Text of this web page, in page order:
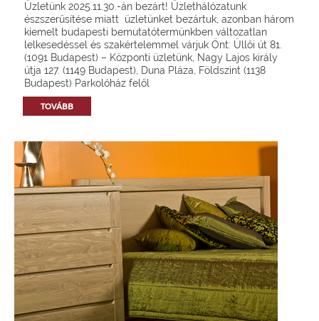
Üzletünk 2025.11.30.-án bezárt! Üzlethálózatunk
észszerűsítése miatt üzletünket bezártuk, azonban három
kiemelt budapesti bemutatótermünkben változatlan
lelkesedéssel és szakértelemmel várjuk Önt: Üllői út 81.
(1091 Budapest) – Központi üzletünk, Nagy Lajos király
útja 127. (1149 Budapest), Duna Pláza, Földszint (1138
Budapest) Parkolóház felől
TOVÁBB